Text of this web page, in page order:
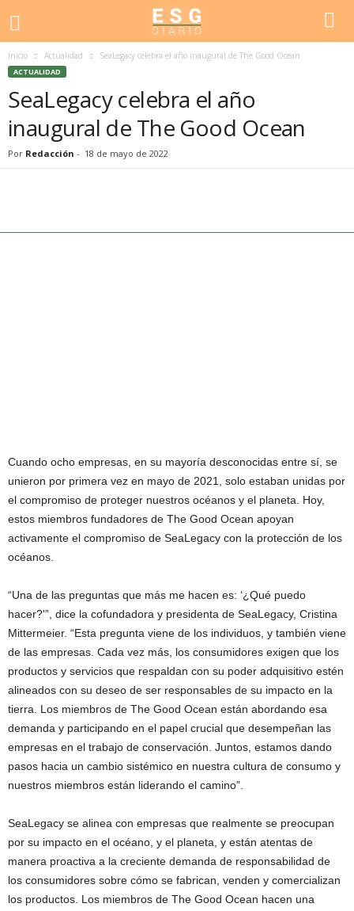
Inicio Actualidad SeaLegacy celebra el año inaugural de The Good Ocean
ACTUALIDAD
SeaLegacy celebra el año
inaugural de The Good Ocean
Por Redacción - 18 de mayo de 2022
Cuando ocho empresas, en su mayoría desconocidas entre sí, se
unieron por primera vez en mayo de 2021, solo estaban unidas por
el compromiso de proteger nuestros océanos y el planeta. Hoy,
estos miembros fundadores de The Good Ocean apoyan
activamente el compromiso de SeaLegacy con la protección de los
océanos.
“Una de las preguntas que más me hacen es: ‘¿Qué puedo
hacer?'”, dice la cofundadora y presidenta de SeaLegacy, Cristina
Mittermeier. “Esta pregunta viene de los individuos, y también viene
de las empresas. Cada vez más, los consumidores exigen que los
productos y servicios que respaldan con su poder adquisitivo estén
alineados con su deseo de ser responsables de su impacto en la
tierra. Los miembros de The Good Ocean están abordando esa
demanda y participando en el papel crucial que desempeñan las
empresas en el trabajo de conservación. Juntos, estamos dando
pasos hacia un cambio sistémico en nuestra cultura de consumo y
nuestros miembros están liderando el camino”.
SeaLegacy se alinea con empresas que realmente se preocupan
por su impacto en el océano, y el planeta, y están atentas de
manera proactiva a la creciente demanda de responsabilidad de
los consumidores sobre cómo se fabrican, venden y comercializan
los productos. Los miembros de The Good Ocean hacen una